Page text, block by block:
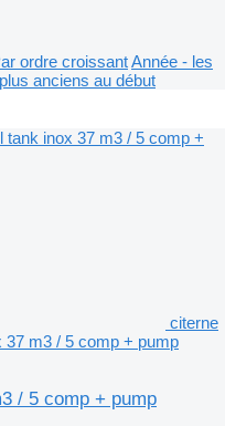
ordre croissantAnnée - les
anciens au début
citerne
37 m3 / 5 comp + pump
/ 5 comp + pump